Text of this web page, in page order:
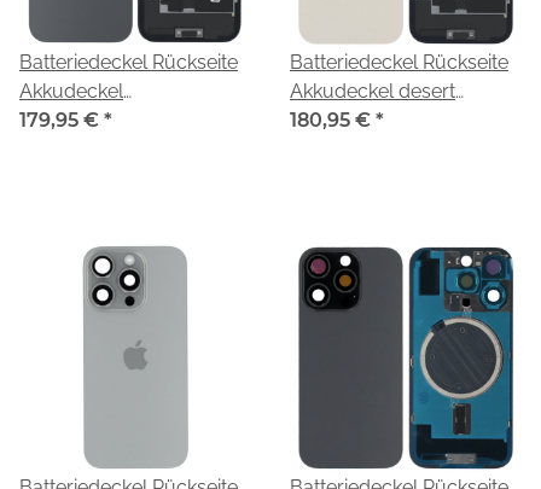
Batteriedeckel Rückseite
Akkudeckel
black/schwarz titanium
179,95 € *
Batteriedeckel Rückseite
Akkudeckel desert
titanium 661-49557 für
180,95 € *